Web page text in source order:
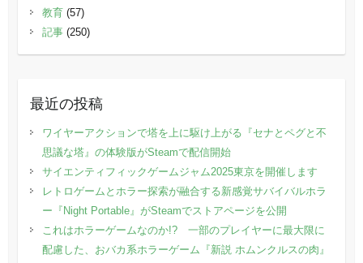
教育(57)
記事(250)
最近の投稿
ワイヤーアクションで塔を上に駆け上がる『セナとペグと不
思議な塔』の体験版がSteamで配信開始
サイエンティフィックゲームジャム2025東京を開催します
レトロゲームとホラー探索が融合する新感覚サバイバルホラ
ー『Night Portable』がSteamでストアページを公開
これはホラーゲームなのか!? 一部のプレイヤーに最大限に
配慮した、おバカ系ホラーゲーム『新説 ホムンクルスの肉』